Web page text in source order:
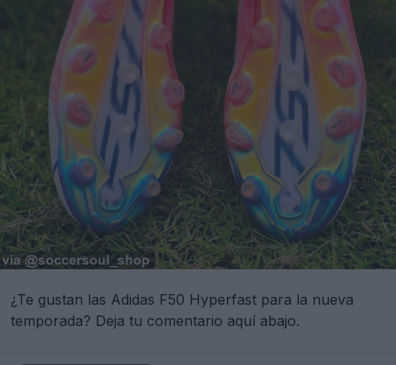
¿Te gustan las Adidas F50 Hyperfast para la nueva
temporada? Deja tu comentario aquí abajo.